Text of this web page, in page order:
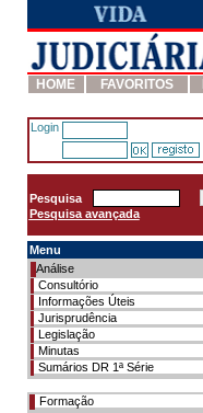
HOME FAVORITOS
Login
Pesquisa
Pesquisa avançada
Menu
Análise
Consultório
Informações Úteis
Jurisprudência
Legislação
Minutas
Sumários DR 1ª Série
Formação